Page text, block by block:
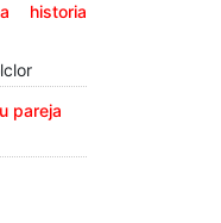
historia
pareja